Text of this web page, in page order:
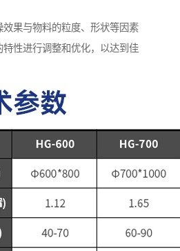
果与物料的粒度、形状等因素
性进行调整和优化，以达到佳